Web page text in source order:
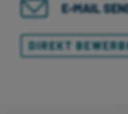
E-MAIL
DIREKT